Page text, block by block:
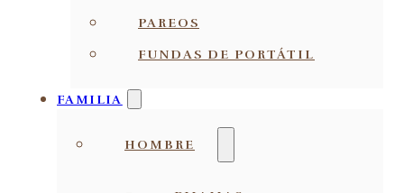
PAREOS
FUNDAS DE PORTÁTIL
FAMILIA
HOMBRE